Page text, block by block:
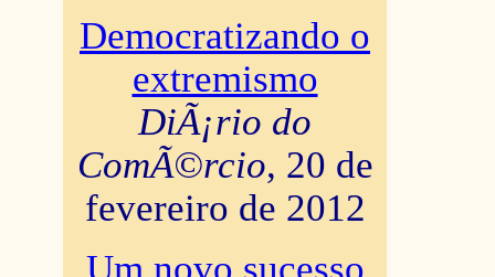
Democratizando o
extremismo
DiÃ¡rio do
ComÃ©rcio, 20 de
fevereiro de 2012
Um novo sucesso